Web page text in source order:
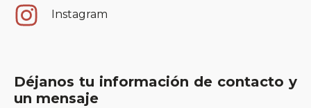
Instagram
Déjanos tu información de contacto y
un mensaje